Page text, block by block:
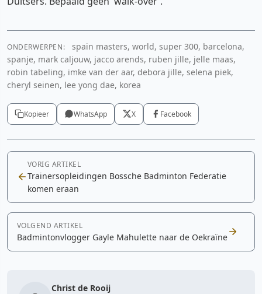
ONDERWERPEN:
spain masters, world, super 300, barcelona,
spanje, mark caljouw, jacco arends, ruben jille, jelle maas,
robin tabeling, imke van der aar, debora jille, selena piek,
cheryl seinen, lee yong dae, korea
Kopieer WhatsApp X Facebook
VORIG ARTIKEL
Trainersopleidingen Bossche Badminton Federatie
komen eraan
VOLGEND ARTIKEL
Badmintonvlogger Gayle Mahulette naar de Oekraïne
Christ de Rooij